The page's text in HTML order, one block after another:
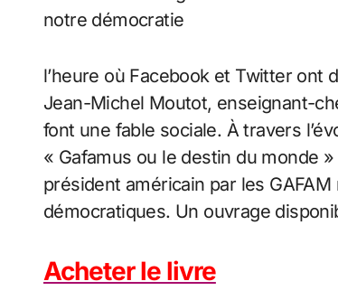
notre démocratie
l’heure où Facebook et Twitter ont
Jean-Michel Moutot, enseignant-
font une fable sociale. À travers
« Gafamus ou le destin du monde
président américain par les GAFAM
démocratiques. Un ouvrage
Acheter le livre